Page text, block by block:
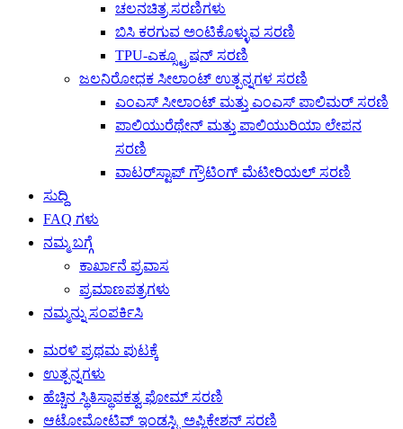
ಚಲನಚಿತ್ರ ಸರಣಿಗಳು
ಬಿಸಿ ಕರಗುವ ಅಂಟಿಕೊಳ್ಳುವ ಸರಣಿ
TPU-ಎಕ್ಸ್ಟ್ರೂಷನ್ ಸರಣಿ
ಜಲನಿರೋಧಕ ಸೀಲಾಂಟ್ ಉತ್ಪನ್ನಗಳ ಸರಣಿ
ಎಂಎಸ್ ಸೀಲಾಂಟ್ ಮತ್ತು ಎಂಎಸ್ ಪಾಲಿಮರ್ ಸರಣಿ
ಪಾಲಿಯುರೆಥೇನ್ ಮತ್ತು ಪಾಲಿಯುರಿಯಾ ಲೇಪನ
ಸರಣಿ
ವಾಟರ್‌ಸ್ಟಾಪ್ ಗ್ರೌಟಿಂಗ್ ಮೆಟೀರಿಯಲ್ ಸರಣಿ
ಸುದ್ದಿ
FAQ ಗಳು
ನಮ್ಮ ಬಗ್ಗೆ
ಕಾರ್ಖಾನೆ ಪ್ರವಾಸ
ಪ್ರಮಾಣಪತ್ರಗಳು
ನಮ್ಮನ್ನು ಸಂಪರ್ಕಿಸಿ
ಮರಳಿ ಪ್ರಥಮ ಪುಟಕ್ಕೆ
ಉತ್ಪನ್ನಗಳು
ಹೆಚ್ಚಿನ ಸ್ಥಿತಿಸ್ಥಾಪಕತ್ವ ಫೋಮ್ ಸರಣಿ
ಆಟೋಮೋಟಿವ್ ಇಂಡಸ್ಟ್ರಿ ಅಪ್ಲಿಕೇಶನ್ ಸರಣಿ